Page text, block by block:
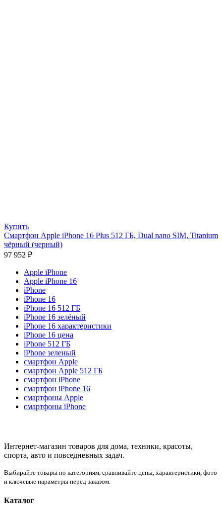
Купить
Смартфон Apple iPhone 16 Plus 512 ГБ, Dual nano SIM, Titanium
чёрный (черный)
97 952 ₽
Apple iPhone
Apple iPhone 16
iPhone
iPhone 16
iPhone 16 512 ГБ
iPhone 16 зелёный
iPhone 16 характеристики
iPhone 16 цена
iPhone 512 ГБ
iPhone зеленый
смартфон Apple
смартфон Apple 512 ГБ
смартфон iPhone
смартфон iPhone 16
смартфоны Apple
смартфоны iPhone
Интернет-магазин товаров для дома, техники, красоты,
спорта, авто и повседневных задач.
Выбирайте товары по категориям, сравнивайте цены, характеристики, фото
и ключевые параметры перед заказом.
Каталог